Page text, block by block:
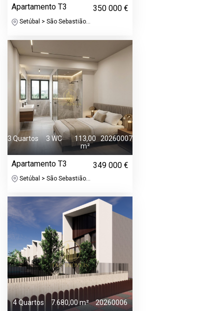
Apartamento T3 350 000 €
Setúbal > São Sebastião...
3 Quartos 3 WC
113,00
m²
20260007
Apartamento T3 349 000 €
Setúbal > São Sebastião...
4 Quartos 7.680,00 m² 20260006